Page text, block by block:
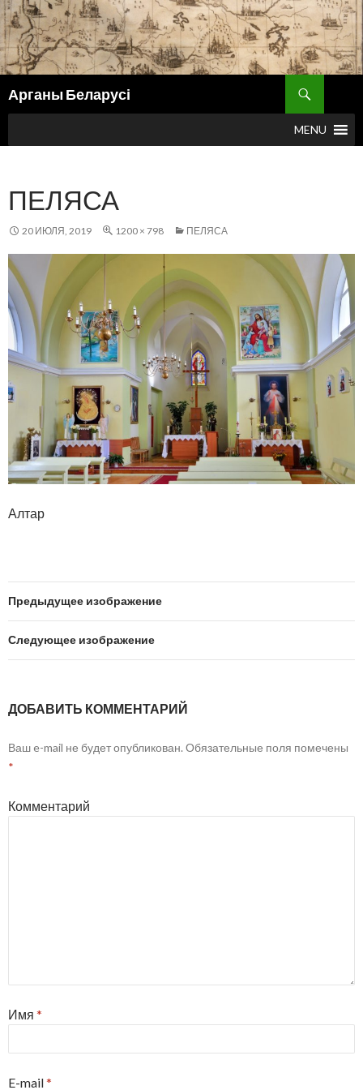
Арганы Беларусі
MENU
ПЕЛЯСА
20 ИЮЛЯ, 2019 1200 × 798 ПЕЛЯСА
Алтар
Предыдущее изображение
Следующее изображение
ДОБАВИТЬ КОММЕНТАРИЙ
Ваш e-mail не будет опубликован.Обязательные поля помечены
*
Комментарий
Имя *
E-mail*